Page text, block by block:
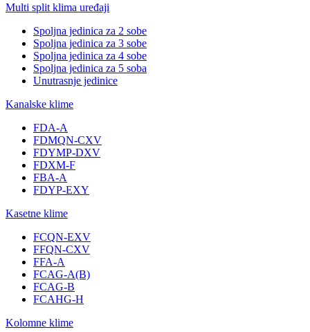
Multi split klima uređaji
Spoljna jedinica za 2 sobe
Spoljna jedinica za 3 sobe
Spoljna jedinica za 4 sobe
Spoljna jedinica za 5 soba
Unutrasnje jedinice
Kanalske klime
FDA-A
FDMQN-CXV
FDYMP-DXV
FDXM-F
FBA-A
FDYP-EXY
Kasetne klime
FCQN-EXV
FFQN-CXV
FFA-A
FCAG-A(B)
FCAG-B
FCAHG-H
Kolomne klime